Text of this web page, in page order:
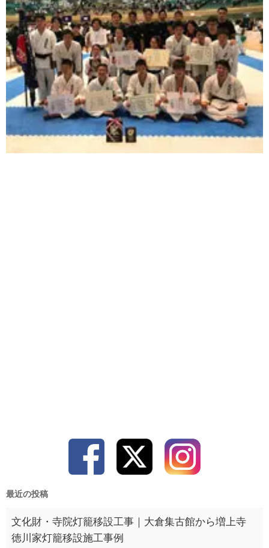
最近の投稿
文化財・寺院灯籠移設工事｜大倉集古館から増上寺
徳川家灯籠移設施工事例